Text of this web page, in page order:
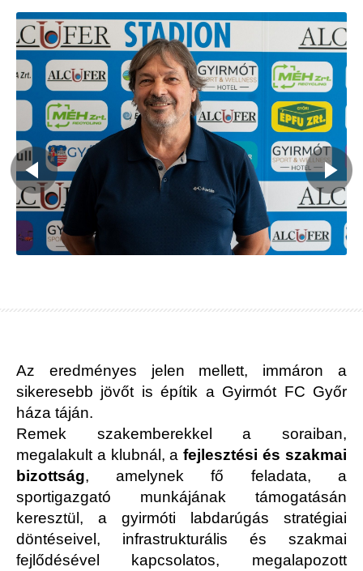
Az eredményes jelen mellett, immáron a
sikeresebb jövőt is építik a Gyirmót FC Győr
háza táján.
Remek szakemberekkel a soraiban,
megalakult a klubnál, afejlesztési és szakmai
bizottság, amelynek fő feladata, a
sportigazgató munkájának támogatásán
keresztül, a gyirmóti labdarúgás stratégiai
döntéseivel, infrastrukturális és szakmai
fejlődésével kapcsolatos, megalapozott